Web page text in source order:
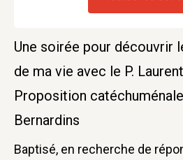
Une soirée pour découvrir
de ma vie avec le P.
Proposition
Bernardins
Baptisé, en recherche de